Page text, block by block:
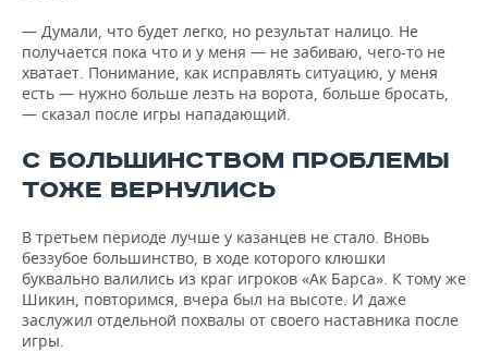
— Думали, что будет легко, но результат налицо. Не
получается пока что и у меня — не забиваю, чего-то не
хватает. Понимание, как исправлять ситуацию, у меня
есть — нужно больше лезть на ворота, больше бросать,
— сказал после игры нападающий.
С БОЛЬШИНСТВОМ ПРОБЛЕМЫ
ТОЖЕ ВЕРНУЛИСЬ
В третьем периоде лучше у казанцев не стало. Вновь
беззубое большинство, в ходе которого клюшки
буквально валились из краг игроков «Ак Барса». К тому же
Шикин, повторимся, вчера был на высоте. И даже
заслужил отдельной похвалы от своего наставника после
игры.